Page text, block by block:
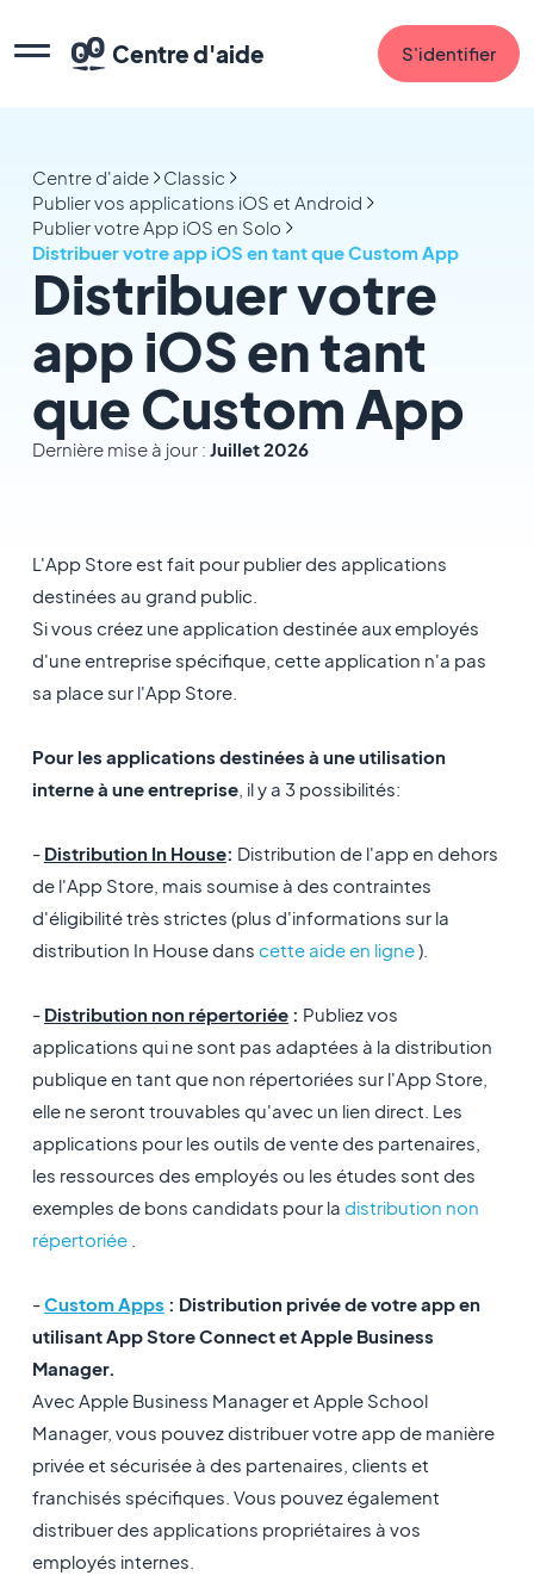
Centre d'aide S'identifier
Centre d'aide
Classic
Publier vos applications iOS et Android
Publier votre App iOS en Solo
Distribuer votre app iOS en tant que Custom App
Distribuer votre
app iOS en tant
que Custom App
Dernière mise à jour : Juillet 2026
L'App Store est fait pour publier des applications
destinées au grand public.
Si vous créez une application destinée aux employés
d'une entreprise spécifique, cette application n'a pas
sa place sur l'App Store.
Pour les applications destinées à une utilisation
interne à une entreprise, il y a 3 possibilités:
- Distribution In House: Distribution de l'app en dehors
de l'App Store, mais soumise à des contraintes
d'éligibilité très strictes (plus d'informations sur la
distribution In House dans cette aide en ligne).
- Distribution non répertoriée : Publiez vos
applications qui ne sont pas adaptées à la distribution
publique en tant que non répertoriées sur l'App Store,
elle ne seront trouvables qu'avec un lien direct. Les
applications pour les outils de vente des partenaires,
les ressources des employés ou les études sont des
exemples de bons candidats pour la distribution non
répertoriée.
-Custom Apps : Distribution privée de votre app en
utilisant App Store Connect et Apple Business
Manager.
Avec Apple Business Manager et Apple School
Manager, vous pouvez distribuer votre app de manière
privée et sécurisée à des partenaires, clients et
franchisés spécifiques. Vous pouvez également
distribuer des applications propriétaires à vos
employés internes.